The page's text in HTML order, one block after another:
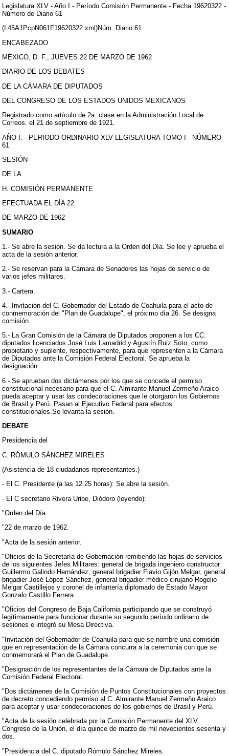
Legislatura XLV - Año I - Período Comisión Permanente - Fecha 19620322 -
Número de Diario 61
(L45A1PcpN061F19620322.xml)Núm. Diario:61
ENCABEZADO
MÉXICO, D. F., JUEVES 22 DE MARZO DE 1962
DIARIO DE LOS DEBATES
DE LA CÁMARA DE DIPUTADOS
DEL CONGRESO DE LOS ESTADOS UNIDOS MEXICANOS
Registrado como artículo de 2a. clase en la Administración Local de
Correos. el 21 de septiembre de 1921.
AÑO I. - PERIODO ORDINARIO XLV LEGISLATURA TOMO I - NÚMERO
61
SESIÓN
DE LA
H. COMISIÓN PERMANENTE
EFECTUADA EL DÍA 22
DE MARZO DE 1962
SUMARIO
1.- Se abre la sesión. Se da lectura a la Orden del Día. Se lee y aprueba el
acta de la sesión anterior.
2.- Se reservan para la Cámara de Senadores las hojas de servicio de
varios jefes militares.
3.- Cartera.
4.- Invitación del C. Gobernador del Estado de Coahuila para el acto de
conmemoración del "Plan de Guadalupe", el próximo día 26. Se designa
comisión.
5.- La Gran Comisión de la Cámara de Diputados proponen a los CC.
diputados licenciados José Luis Lamadrid y Agustín Ruiz Soto, como
propietario y suplente, respectivamente, para que representen a la Cámara
de Diputados ante la Comisión Federal Electoral. Se aprueba la
designación.
6.- Se aprueban dos dictámenes por los que se concede el permiso
constitucional necesario para que el C. Almirante Manuel Zermeño Araico
pueda aceptar y usar las condecoraciones que le otorgaron los Gobiernos
de Brasil y Perú. Pasan al Ejecutivo Federal para efectos
constitucionales.Se levanta la sesión.
DEBATE
Presidencia del
C. RÓMULO SÁNCHEZ MIRELES
(Asistencia de 18 ciudadanos representantes.)
- El C. Presidente (a las 12:25 horas): Se abre la sesión.
- El C secretario Rivera Uribe, Diódoro (leyendo):
"Orden del Día.
"22 de marzo de 1962.
"Acta de la sesión anterior.
"Oficios de la Secretaría de Gobernación remitiendo las hojas de servicios
de los siguientes Jefes Militares: general de brigada ingeniero constructor
Guillermo Galindo Hernández, general brigadier Flavio Gijón Melgar, general
brigadier José López Sánchez, general brigadier médico cirujano Rogelio
Melgar Castillejos y coronel de infantería diplomado de Estado Mayor
Gonzalo Castillo Ferrera.
"Oficios del Congreso de Baja California participando que se construyó
legítimamente para funcionar durante su segundo período ordinario de
sesiones e integró su Mesa Directiva.
"Invitación del Gobernador de Coahuila para que se nombre una comisión
que en representación de la Cámara concurra a la ceremonia con que se
conmemorará el Plan de Guadalupe.
"Designación de los representantes de la Cámara de Diputados ante la
Comisión Federal Electoral.
"Dos dictámenes de la Comisión de Puntos Constitucionales con proyectos
de decreto concediendo permiso al C. Almirante Manuel Zermeño Araico
para aceptar y usar condecoraciones de los gobiernos de Brasil y Perú.
"Acta de la sesión celebrada por la Comisión Permanente del XLV
Congreso de la Unión, el día quince de marzo de mil novecientos sesenta y
dos.
"Presidencia del C. diputado Rómulo Sánchez Mireles.